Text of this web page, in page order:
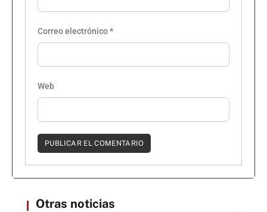
Correo electrónico*
Web
Otras noticias